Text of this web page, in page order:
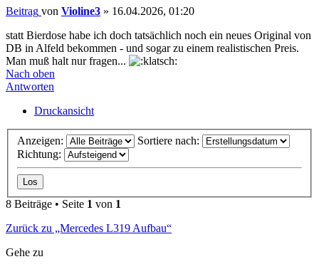
Beitrag von Violine3 » 16.04.2026, 01:20
statt Bierdose habe ich doch tatsächlich noch ein neues Original von
DB in Alfeld bekommen - und sogar zu einem realistischen Preis.
Man muß halt nur fragen...
Nach oben
Antworten
Druckansicht
Anzeigen:
Sortiere nach:
Richtung:
8 Beiträge • Seite 1 von 1
Zurück zu „Mercedes L319 Aufbau“
Gehe zu